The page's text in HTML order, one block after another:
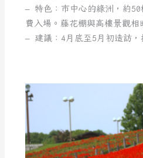
– 特色：市中心的綠洲，約
費入場。藤花棚與高樓景觀相
– 建議：4月底至5月初造訪，